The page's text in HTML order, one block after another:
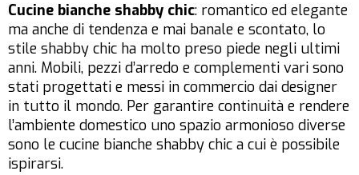
Cucine bianche shabby chic: romantico ed elegante
ma anche di tendenza e mai banale e scontato, lo
stile shabby chic ha molto preso piede negli ultimi
anni. Mobili, pezzi d’arredo e complementi vari sono
stati progettati e messi in commercio dai designer
in tutto il mondo. Per garantire continuità e rendere
l’ambiente domestico uno spazio armonioso diverse
sono le cucine bianche shabby chic a cui è possibile
ispirarsi.